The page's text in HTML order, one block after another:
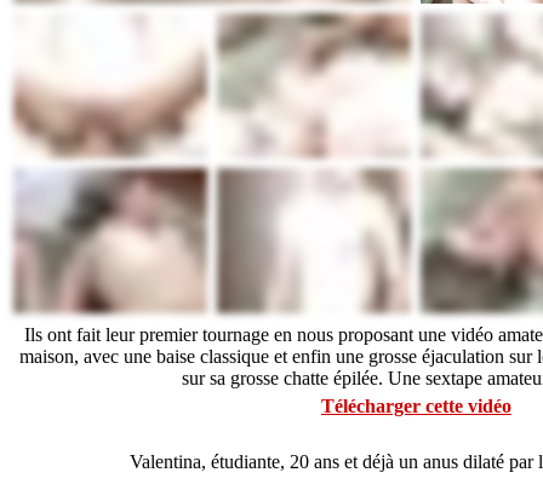
Ils ont fait leur premier tournage en nous proposant une vidéo
maison, avec une baise classique et enfin une grosse éjaculation
sur sa grosse chatte épilée. Une sextape
Télécharger cette vidéo
Valentina, étudiante, 20 ans et déjà un anus dilaté par